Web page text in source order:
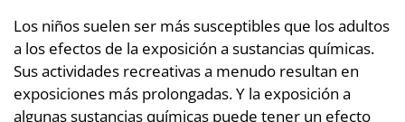
Los niños suelen ser más susceptibles que los adultos
a los efectos de la exposición a sustancias químicas.
Sus actividades recreativas a menudo resultan en
exposiciones más prolongadas. Y la exposición a
algunas sustancias químicas puede tener un efecto